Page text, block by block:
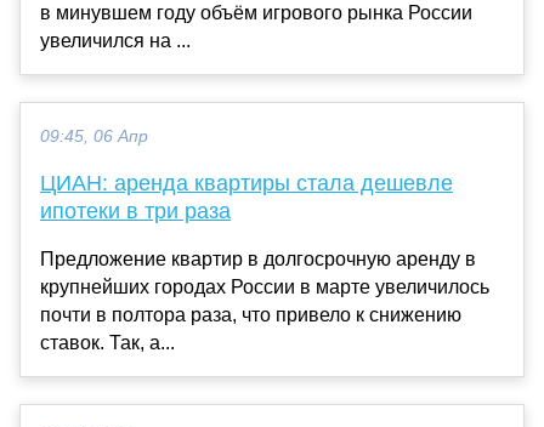
в минувшем году объём игрового рынка России
увеличился на ...
09:45, 06 Апр
ЦИАН: аренда квартиры стала дешевле
ипотеки в три раза
Предложение квартир в долгосрочную аренду в
крупнейших городах России в марте увеличилось
почти в полтора раза, что привело к снижению
ставок. Так, а...